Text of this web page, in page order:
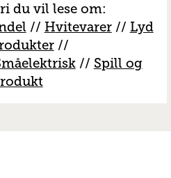
du vil lese om:
// Hvitevarer// Lyd
//
måelektrisk// Spill og